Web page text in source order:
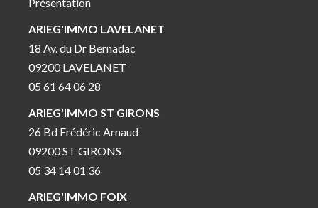
ARIEG'IMMO LAVELANET
18 Av. du Dr Bernadac
09200 LAVELANET
05 61 64 06 28
ARIEG'IMMO ST GIRONS
26 Bd Frédéric Arnaud
09200 ST GIRONS
05 34 14 01 36
ARIEG'IMMO FOIX